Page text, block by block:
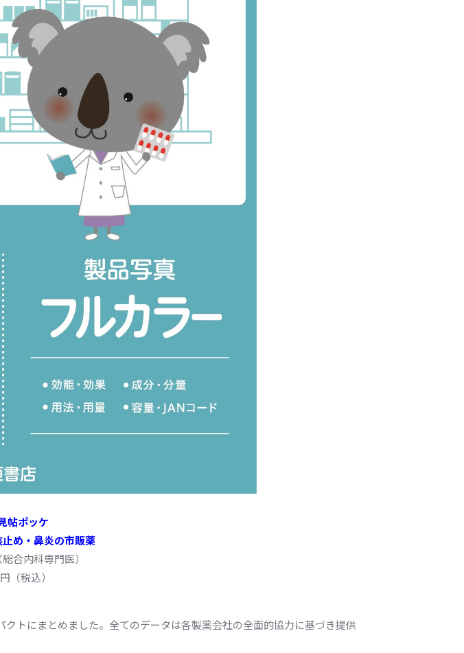
帖ポッケ
め・鼻炎の市販薬
合内科専門医）
（税込）
トにまとめました。全てのデータは各製薬会社の全面的協力に基づき提供